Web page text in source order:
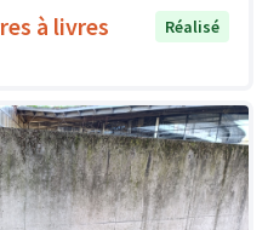
à livres
Réalisé